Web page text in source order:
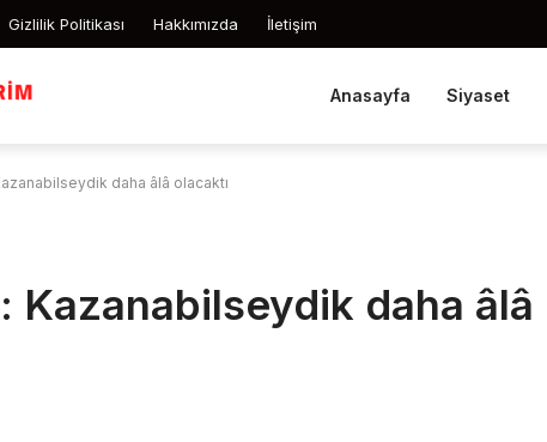
Gizlilik Politikası Hakkımızda İletişim
Anasayfa Siyaset
daha âlâ olacaktı
Kazanabilseydik daha âlâ